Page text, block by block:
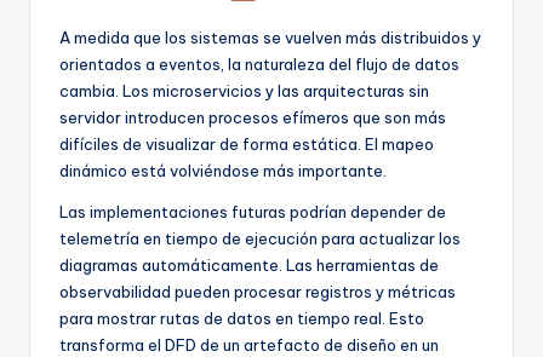
A medida que los sistemas se vuelven más distribuidos y
orientados a eventos, la naturaleza del flujo de datos
cambia. Los microservicios y las arquitecturas sin
servidor introducen procesos efímeros que son más
difíciles de visualizar de forma estática. El mapeo
dinámico está volviéndose más importante.
Las implementaciones futuras podrían depender de
telemetría en tiempo de ejecución para actualizar los
diagramas automáticamente. Las herramientas de
observabilidad pueden procesar registros y métricas
para mostrar rutas de datos en tiempo real. Esto
transforma el DFD de un artefacto de diseño en un